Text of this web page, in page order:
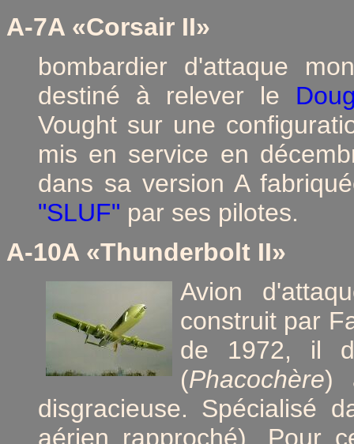
A-7A «Corsair II»
bombardier d'attaque
destiné à relever le
Vought sur une
mis en service en
dans sa version A
"SLUF" par ses pilotes.
A-10A «Thunderbolt II»
Avion
construit par
de 1972, il
(Phacochère)
disgracieuse. Spécialisé
aérien rapproché) . Pour